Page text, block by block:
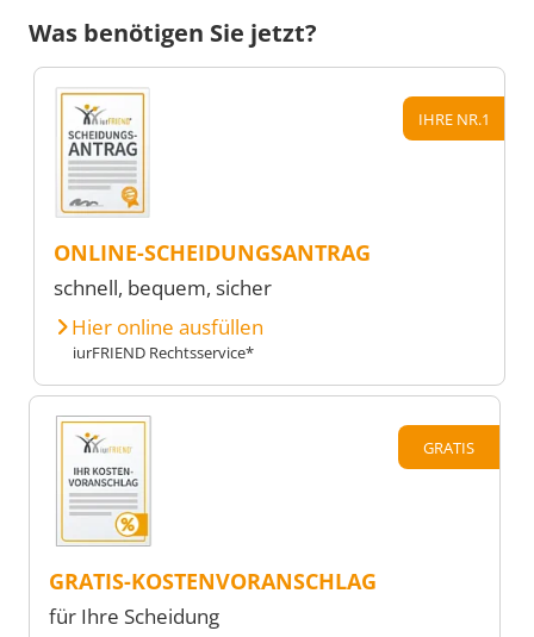
Was benötigen Sie jetzt?
IHRE NR.1
ONLINE-SCHEIDUNGSANTRAG
schnell, bequem, sicher
Hier online ausfüllen
iurFRIEND Rechtsservice*
GRATIS
GRATIS-KOSTENVORANSCHLAG
für Ihre Scheidung